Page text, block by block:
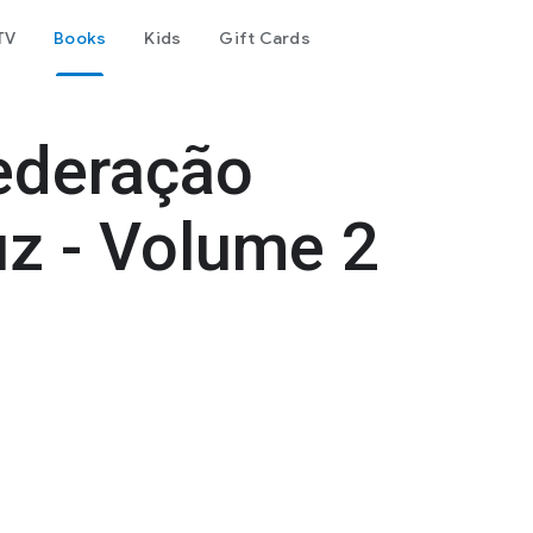
Books Kids Gift Cards
- Volume 2